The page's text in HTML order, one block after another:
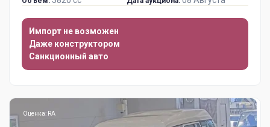
Импорт не возможен
Даже конструктором
Санкционный авто
Оценка: RA